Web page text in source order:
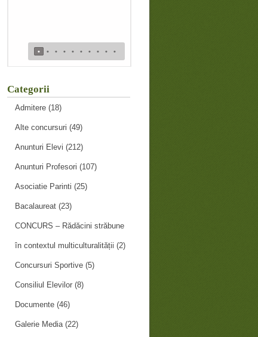
• • • • • • • • • •
Categorii
Admitere (18)
Alte concursuri (49)
Anunturi Elevi (212)
Anunturi Profesori (107)
Asociatie Parinti (25)
Bacalaureat (23)
CONCURS – Rădăcini străbune
în contextul multiculturalității (2)
Concursuri Sportive (5)
Consiliul Elevilor (8)
Documente (46)
Galerie Media (22)